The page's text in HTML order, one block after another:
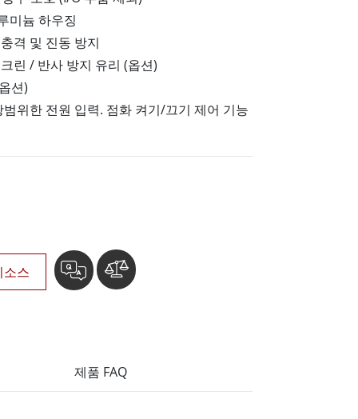
해양 임베디드 컴퓨터
스테인리스 스틸 등급
스테인리스 스틸 디스플레이
미늄 하우징
격 및 진동 방지
린 / 반사 방지 유리 (옵션)
션)
범위한 전원 입력. 점화 켜기/끄기 제어 기능
소스
제품 FAQ